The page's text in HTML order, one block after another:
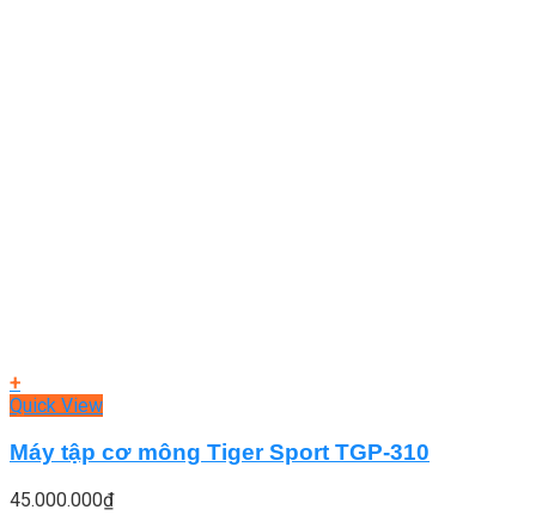
+
Quick View
Máy tập cơ mông Tiger Sport TGP-310
45.000.000₫